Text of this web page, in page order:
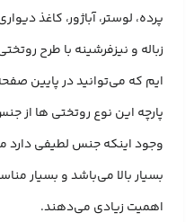
پرده، لوستر، آباژور، کاغذ
زباله و نیزفرشینه با طرح
ایم که می‌توانید در پایین
پارچه این نوع روتختی ها از
وجود اینکه جنس لطیفی دارد
بسیار بالا می‌باشد و بسیار
اهمیت زیادی می‌دهند.